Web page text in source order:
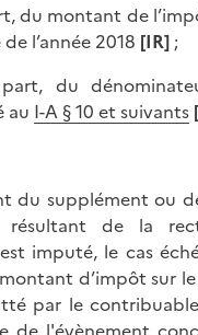
du montant de
l’année 2018 [IR] ;
du
au I-A § 10 et suivants
du supplément ou
résultant de la
imputé, le cas
d’impôt sur
par le